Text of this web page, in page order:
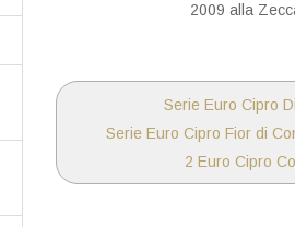
2009 alla
Serie Euro Cipro
Serie Euro Cipro Fior di
2 Euro Cipro